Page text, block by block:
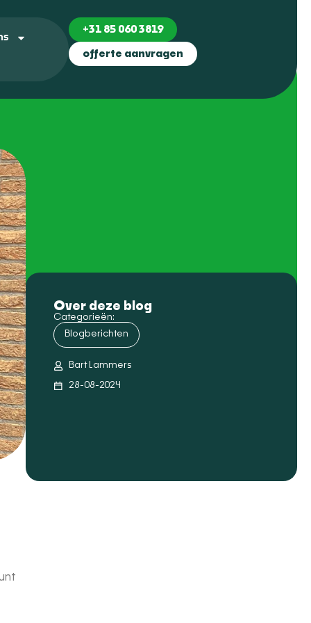
+31 85 060 3819
offerte aanvragen
Over deze blog
Categorieën:
Blogberichten
Bart Lammers
28-08-2024